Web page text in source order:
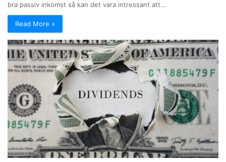
bra passiv inkomst så kan det vara intressant att…
Read More »